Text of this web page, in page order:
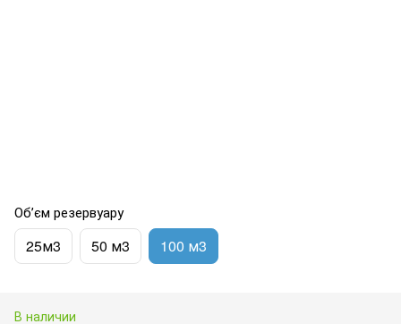
Обʼєм резервуару
25м3 50 м3 100 м3
В наличии